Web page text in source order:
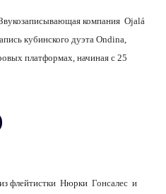
компания Ojalá
кубинского дуэтаOndina,
платформах, начиная с 25
флейтистки Нюрки Гонсалес и